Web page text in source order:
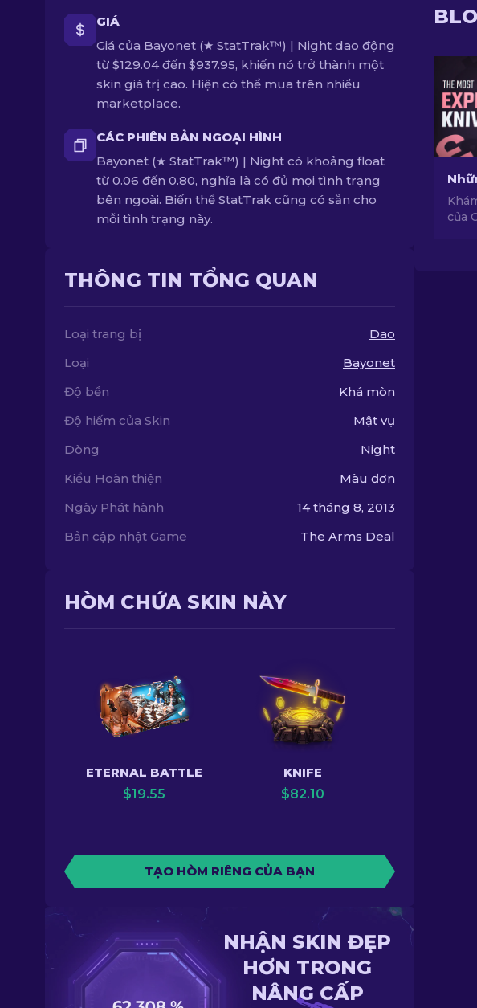
GIÁ
Giá của Bayonet (★ StatTrak™) | Night dao động
từ $129.04 đến $937.95, khiến nó trở thành một
skin giá trị cao. Hiện có thể mua trên nhiều
marketplace.
CÁC PHIÊN BẢN NGOẠI HÌNH
Bayonet (★ StatTrak™) | Night có khoảng float
từ 0.06 đến 0.80, nghĩa là có đủ mọi tình trạng
bên ngoài. Biến thể StatTrak cũng có sẵn cho
mỗi tình trạng này.
THÔNG TIN TỔNG QUAN
Loại trang bị
Dao
Loại
Bayonet
Độ bền
Khá mòn
Độ hiếm của Skin
Mật vụ
Dòng
Night
Kiểu Hoàn thiện
Màu đơn
Ngày Phát hành
14 tháng 8, 2013
Bản cập nhật Game
The Arms Deal
HÒM CHỨA SKIN NÀY
ETERNAL BATTLE
$19.55
KNIFE
$82.10
TẠO HÒM RIÊNG CỦA BẠN
NHẬN SKIN ĐẸP
HƠN TRONG
NÂNG CẤP
của